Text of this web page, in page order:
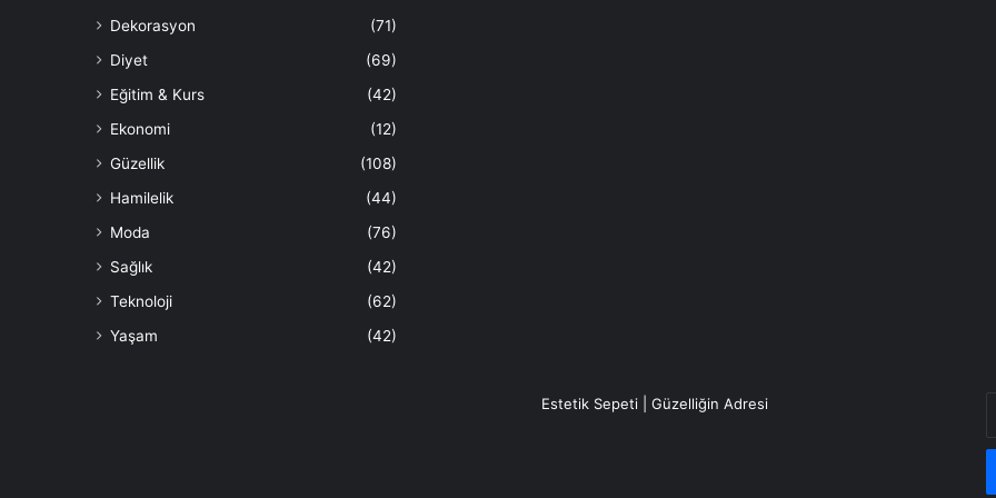
Dekorasyon
(71)
Diyet
(69)
Eğitim & Kurs
(42)
Ekonomi
(12)
Güzellik
(108)
Hamilelik
(44)
Moda
(76)
Sağlık
(42)
Teknoloji
(62)
Yaşam
(42)
Estetik Sepeti | Güzelliğin Adresi